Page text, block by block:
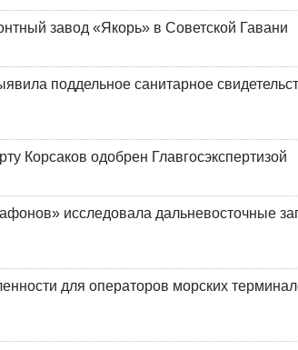
завод «Якорь» в Советской Гавани
поддельное санитарное
Корсаков одобрен Главгосэкспертизой
исследовала дальневосточные
для операторов морских